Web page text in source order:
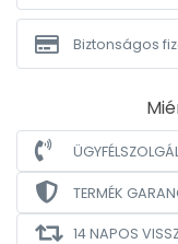
Biztonságos
TERMÉK
14 NAPOS